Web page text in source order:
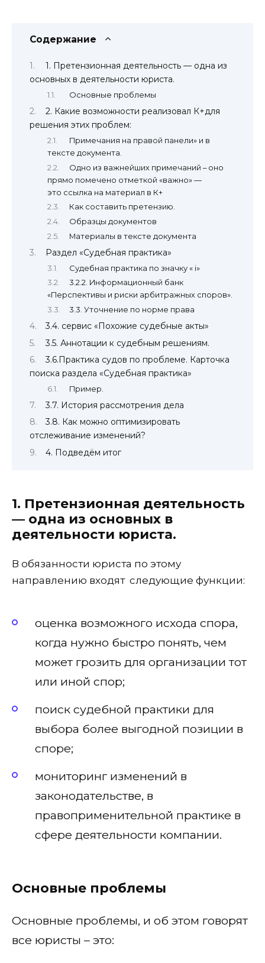
Содержание
1. Претензионная деятельность — одна из
основных в деятельности юриста.
Основные проблемы
2. Какие возможности реализовал К+для
решения этих проблем:
Примечания на правой панели» и в
тексте документа.
Одно из важнейших примечаний – оно
прямо помечено отметкой «важно» —
это ссылка на материал в К+
Как составить претензию.
Образцы документов
Материалы в тексте документа
Раздел «Судебная практика»
Судебная практика по значку « i»
3.2.2. Информационный банк
«Перспективы и риски арбитражных споров».
3.3. Уточнение по норме права
3.4. сервис «Похожие судебные акты»
3.5. Аннотации к судебным решениям.
3.6.Практика судов по проблеме. Карточка
поиска раздела «Судебная практика»
Пример.
3.7. История рассмотрения дела
3.8. Как можно оптимизировать
отслеживание изменений?
4. Подведём итог
1. Претензионная деятельность
— одна из основных в
деятельности юриста.
В обязанности юриста по этому
направлению входят следующие функции:
оценка возможного исхода спора,
когда нужно быстро понять, чем
может грозить для организации тот
или иной спор;
поиск судебной практики для
выбора более выгодной позиции в
споре;
мониторинг изменений в
законодательстве, в
правоприменительной практике в
сфере деятельности компании.
Основные проблемы
Основные проблемы, и об этом говорят
все юристы – это: